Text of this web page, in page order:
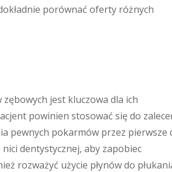
porównać oferty różnych
jest kluczowa dla ich
powinien stosować się do
pewnych pokarmów przez pierwsze
dentystycznej, aby zapobiec
rozważyć użycie płynów do